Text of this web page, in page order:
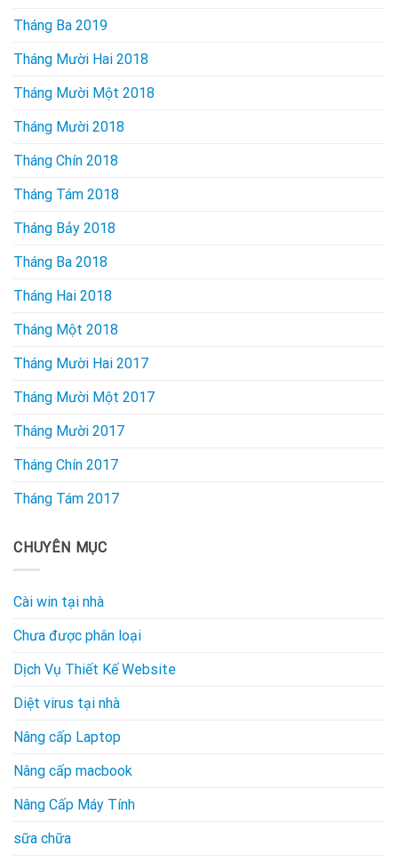
Tháng Ba 2019
Tháng Mười Hai 2018
Tháng Mười Một 2018
Tháng Mười 2018
Tháng Chín 2018
Tháng Tám 2018
Tháng Bảy 2018
Tháng Ba 2018
Tháng Hai 2018
Tháng Một 2018
Tháng Mười Hai 2017
Tháng Mười Một 2017
Tháng Mười 2017
Tháng Chín 2017
Tháng Tám 2017
CHUYÊN MỤC
Cài win tại nhà
Chưa được phân loại
Dịch Vụ Thiết Kế Website
Diệt virus tại nhà
Nâng cấp Laptop
Nâng cấp macbook
Nâng Cấp Máy Tính
sữa chữa